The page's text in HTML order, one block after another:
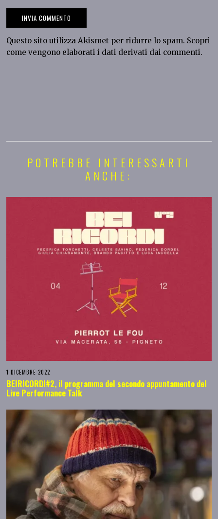
Questo sito utilizza Akismet per ridurre lo spam. Scopri
come vengono elaborati i dati derivati dai commenti.
POTREBBE INTERESSARTI
ANCHE:
1 DICEMBRE 2022
BEIRICORDI#2, il programma del secondo appuntamento del
Live Performance Talk